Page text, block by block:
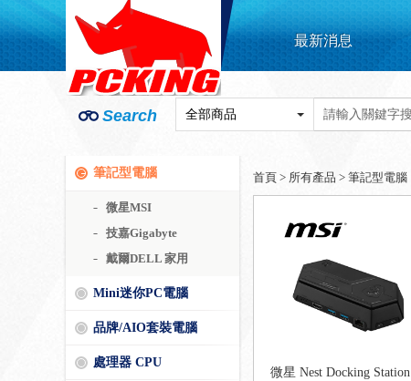
最新消息
Search
筆記型電腦
微星MSI
技嘉Gigabyte
戴爾DELL 家用
Mini迷你PC電腦
品牌/AIO套裝電腦
處理器 CPU
首頁 > 所有產品 > 筆記型電腦
微星 Nest Docking Station